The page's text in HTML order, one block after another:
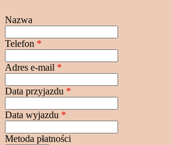
Nazwa
Telefon *
Adres e-mail *
Data przyjazdu *
Data wyjazdu *
Metoda płatności